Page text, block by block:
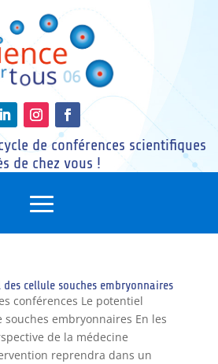
de conférences scientifiques
de chez vous !
cellule souches embryonnaires
conférences Le potentiel
embryonnaires En les
de la médecine
reprendra dans un